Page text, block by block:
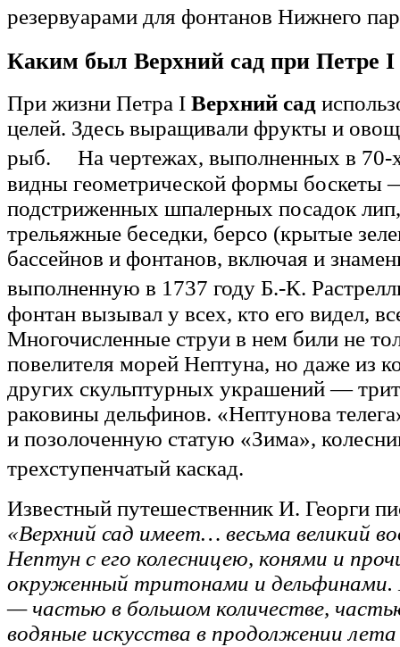
резервуарами для фонтанов Нижнего
Каким был Верхний сад при Петре I
При жизни Петра I Верхний сад
целей. Здесь выращивали фрукты и
рыб. На чертежах, выполненных в 70-
видны геометрической формы боскеты
подстриженных шпалерных посадок
трельяжные беседки, берсо (крытые
бассейнов и фонтанов, включая и
выполненную в 1737 году Б.-К.
фонтан вызывал у всех, кто его видел,
Многочисленные струи в нем били не
повелителя морей Нептуна, но даже из
других скульптурных украшений —
раковины дельфинов. «Нептунова
и позолоченную статую «Зима»,
трехступенчатый каскад.
Известный путешественник И. Георги
«Верхний сад имеет… весьма великий
Нептун с его колесницею, конями и
окруженный тритонами и дельфинами.
— частью в большом количестве,
водяные искусства в продолжении